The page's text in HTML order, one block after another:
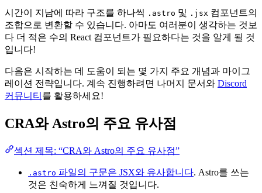
시간이 지남에 따라 구조를 하나씩 .astro 및 .jsx 컴포넌트의
조합으로 변환할 수 있습니다. 아마도 여러분이 생각하는 것보
다 더 적은 수의 React 컴포넌트가 필요하다는 것을 알게 될 것
입니다!
다음은 시작하는 데 도움이 되는 몇 가지 주요 개념과 마이그
레이션 전략입니다. 계속 진행하려면 나머지 문서와 Discord
커뮤니티 를 활용하세요!
CRA와 Astro의 주요 유사점
섹션 제목: “CRA와 Astro의 주요 유사점”
.astro 파일의 구문은 JSX와 유사합니다. Astro를 쓰는
것은 친숙하게 느껴질 것입니다.